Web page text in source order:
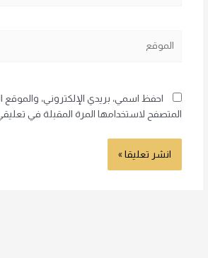
احفظ اسمي، بريدي الإلكتروني، والموقع
المتصفح لاستخدامها المرة المقبلة في